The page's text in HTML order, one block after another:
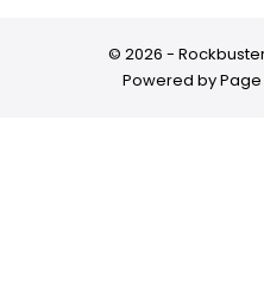
© 2026 -
Powered by